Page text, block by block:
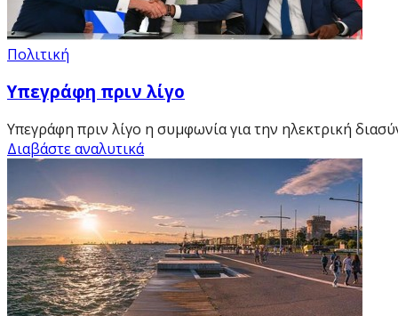
Πολιτική
Υπεγράφη πριν λίγο
Υπεγράφη πριν λίγο η συμφωνία για την ηλεκτρική
Διαβάστε αναλυτικά